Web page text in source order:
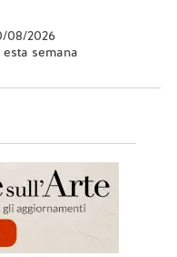
08/2026
semana